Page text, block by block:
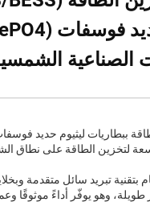
الصناعية
لتخزين الطاقة على نطاق
وهو يوفّر أداءً موثوقًا